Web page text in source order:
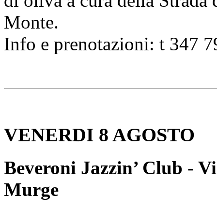
Monte.
Info e prenotazioni: t 347
VENERDI 8 AGOSTO
Beveroni Jazzin’ Club -
Murge